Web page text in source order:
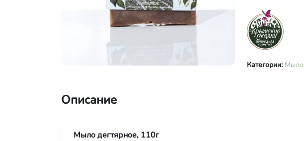
Категории: Мыло
Описание
Мыло дегтярное, 110г